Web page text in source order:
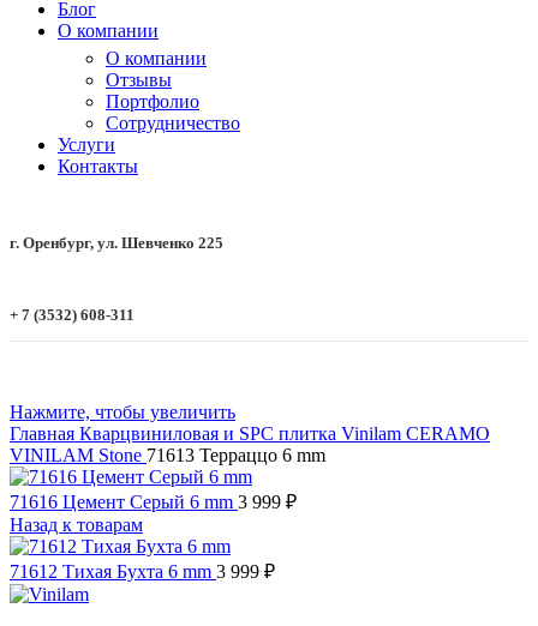
Блог
О компании
О компании
Отзывы
Портфолио
Сотрудничество
Услуги
Контакты
г. Оренбург, ул. Шевченко 225
+ 7 (3532) 608-311
Нажмите, чтобы увеличить
Главная Кварцвиниловая и SPC плитка Vinilam CERAMO
VINILAM Stone 71613 Терраццо 6 mm
71616 Цемент Серый 6 mm 3 999 ₽
Назад к товарам
71612 Тихая Бухта 6 mm 3 999 ₽